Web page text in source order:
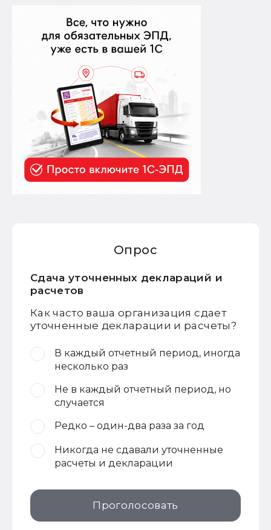
Опрос
Сдача уточненных деклараций и
расчетов
Как часто ваша организация сдает
уточненные декларации и расчеты?
В каждый отчетный период, иногда
несколько раз
Не в каждый отчетный период, но
случается
Редко – один-два раза за год
Никогда не сдавали уточненные
расчеты и декларации
Проголосовать